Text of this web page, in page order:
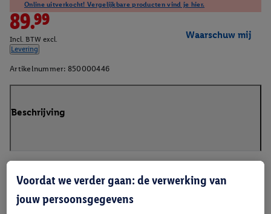
Online uitverkocht! Vergelijkbare producten vind je hier.
89.99
Incl. BTW excl.
Levering
Waarschuw mij
Artikelnummer: 850000446
Beschrijving
Voordat we verder gaan: de verwerking van
jouw persoonsgegevens